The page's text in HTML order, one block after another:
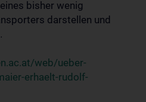
bisher wenig
darstellen und
web/ueber-
erhaelt-rudolf-